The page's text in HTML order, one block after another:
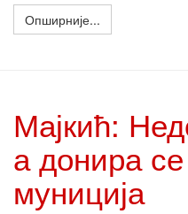
Опширније...
Мајкић:
а донира
муниција